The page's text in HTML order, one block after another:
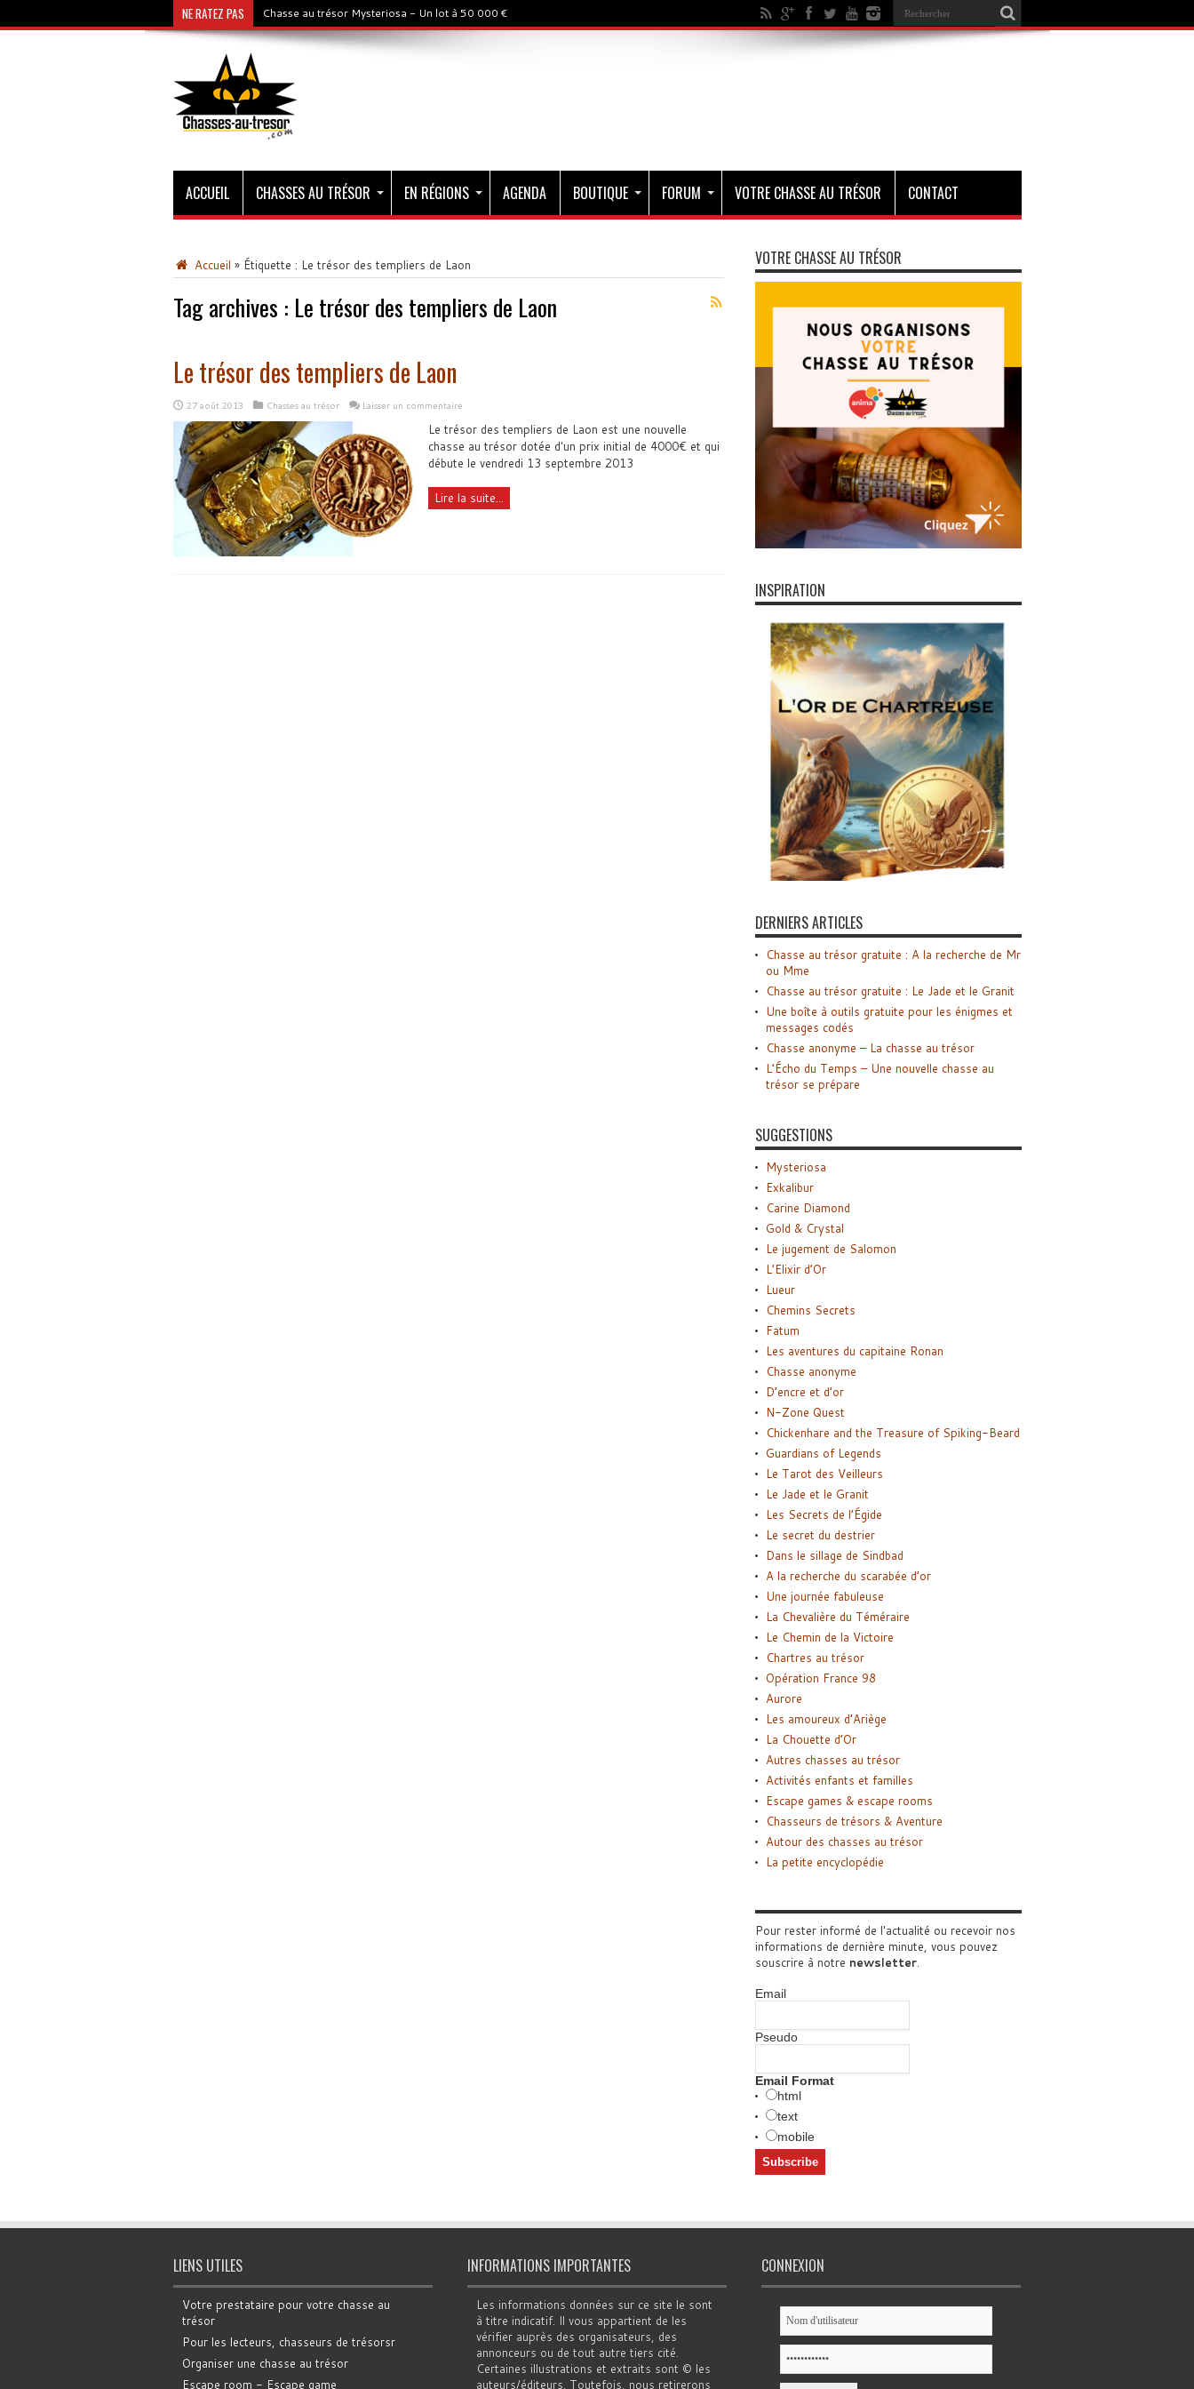
NE RATEZ PAS Chasse au trésor Mysteriosa - Un lot à 50 000 €
ACCUEIL CHASSES AU TRÉSOR EN RÉGIONS AGENDA BOUTIQUE FORUM VOTRE CHASSE AU TRÉSOR CONTACT
Accueil » Étiquette : Le trésor des templiers de Laon
Tag archives : Le trésor des templiers de Laon
Le trésor des templiers de Laon
27 août 2013 Chasses au trésor Laisser un commentaire
Le trésor des templiers de Laon est une nouvelle
chasse au trésor dotée d'un prix initial de 4000€ et qui
débute le vendredi 13 septembre 2013
Lire la suite...
VOTRE CHASSE AU TRÉSOR
INSPIRATION
DERNIERS ARTICLES
Chasse au trésor gratuite : A la recherche de Mr
ou Mme
Chasse au trésor gratuite : Le Jade et le Granit
Une boîte à outils gratuite pour les énigmes et
messages codés
Chasse anonyme – La chasse au trésor
L’Écho du Temps – Une nouvelle chasse au
trésor se prépare
SUGGESTIONS
Mysteriosa
Exkalibur
Carine Diamond
Gold & Crystal
Le jugement de Salomon
L’Elixir d’Or
Lueur
Chemins Secrets
Fatum
Les aventures du capitaine Ronan
Chasse anonyme
D’encre et d’or
N-Zone Quest
Chickenhare and the Treasure of Spiking-Beard
Guardians of Legends
Le Tarot des Veilleurs
Le Jade et le Granit
Les Secrets de l’Égide
Le secret du destrier
Dans le sillage de Sindbad
A la recherche du scarabée d’or
Une journée fabuleuse
La Chevalière du Téméraire
Le Chemin de la Victoire
Chartres au trésor
Opération France 98
Aurore
Les amoureux d’Ariège
La Chouette d’Or
Autres chasses au trésor
Activités enfants et familles
Escape games & escape rooms
Chasseurs de trésors & Aventure
Autour des chasses au trésor
La petite encyclopédie
Pour rester informé de l'actualité ou recevoir nos
informations de dernière minute, vous pouvez
souscrire à notre newsletter.
Email
Pseudo
Email Format
html
text
mobile
LIENS UTILES
Votre prestataire pour votre chasse au
trésor
Pour les lecteurs, chasseurs de trésorsr
Organiser une chasse au trésor
Escape room - Escape game
INFORMATIONS IMPORTANTES
Les informations données sur ce site le sont
à titre indicatif. Il vous appartient de les
vérifier auprès des organisateurs, des
annonceurs ou de tout autre tiers cité.
Certaines illustrations et extraits sont © les
auteurs/éditeurs. Toutefois, nous retirerons
CONNEXION